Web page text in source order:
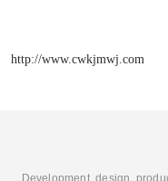
http://www.cwkjmwj.com
Development, design,